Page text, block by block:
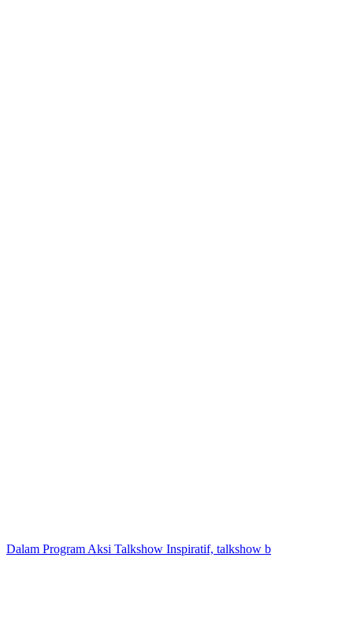
Dalam Program Aksi Talkshow Inspiratif, talkshow b